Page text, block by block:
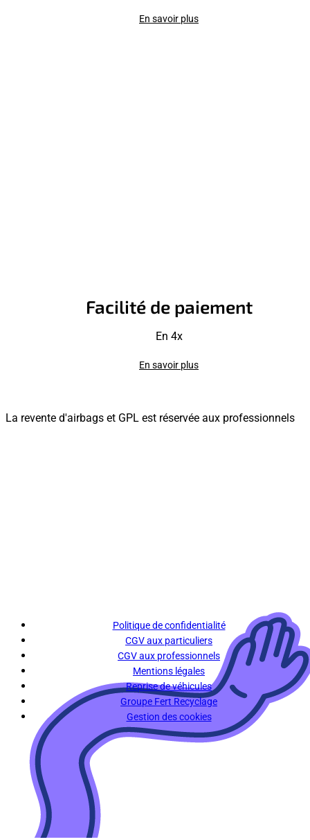
En savoir plus
Facilité de paiement
En 4x
En savoir plus
La revente d'airbags et GPL est réservée aux professionnels
Politique de confidentialité
CGV aux particuliers
CGV aux professionnels
Mentions légales
Reprise de véhicules
Groupe Fert Recyclage
Gestion des cookies